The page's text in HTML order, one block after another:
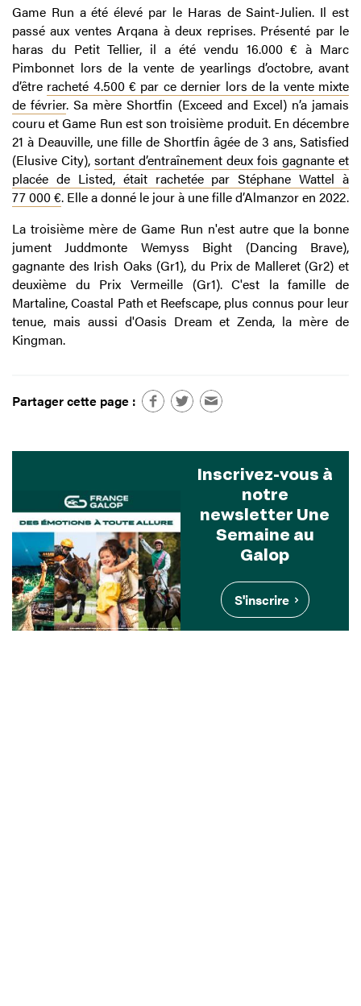
Game Run a été élevé par le Haras de Saint-Julien. Il est
passé aux ventes Arqana à deux reprises. Présenté par le
haras du Petit Tellier, il a été vendu 16.000 € à Marc
Pimbonnet lors de la vente de yearlings d’octobre, avant
d’être racheté 4.500 € par ce dernier lors de la vente mixte
de février. Sa mère Shortfin (Exceed and Excel) n’a jamais
couru et Game Run est son troisième produit. En décembre
21 à Deauville, une fille de Shortfin âgée de 3 ans, Satisfied
(Elusive City), sortant d’entraînement deux fois gagnante et
placée de Listed, était rachetée par Stéphane Wattel à
77 000 €. Elle a donné le jour à une fille d’Almanzor en 2022.
La troisième mère de Game Run n'est autre que la bonne
jument Juddmonte Wemyss Bight (Dancing Brave),
gagnante des Irish Oaks (Gr1), du Prix de Malleret (Gr2) et
deuxième du Prix Vermeille (Gr1). C'est la famille de
Martaline, Coastal Path et Reefscape, plus connus pour leur
tenue, mais aussi d'Oasis Dream et Zenda, la mère de
Kingman.
Partager cette page :
Inscrivez-vous à
notre
newsletter Une
Semaine au
Galop
S'inscrire